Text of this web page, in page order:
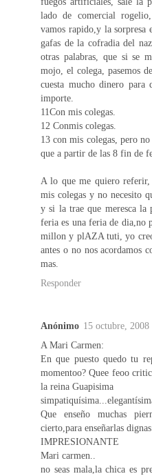
lado de comercial rogelio,
vamos rapido,y la sorpresa
gafas de la cofradia del
otras palabras, que si se
mojo, el colega, pasemos
cuesta mucho dinero para
importe.
11Con mis colegas.
12 Conmis colegas.
13 con mis colegas, pero
que a partir de las 8 fin de
A lo que me quiero
mis colegas y no necesito
y si la trae que meresca la
feria es una feria de dia,no
millon y plAZA tuti, yo
antes o no nos acordamos
mas.
Responder
Anónimo 15 octubre, 2008
A Mari Carmen:
En que puesto quedo tu
momentoo? Quee feoo
la reina Guapisima
Que enseño muchas
cierto,para enseñarlas
IMPRESIONANTE
Mari carmen..
no seas mala,la chica es